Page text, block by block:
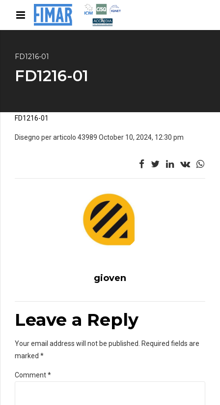
FD1216-01
FD1216-01
FD1216-01
Disegno per articolo 43989 October 10, 2024, 12:30 pm
gioven
Leave a Reply
Your email address will not be published. Required fields are
marked *
Comment*